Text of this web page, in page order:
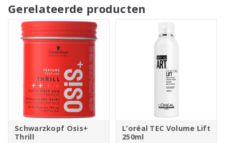
Gerelateerde producten
Schwarzkopf Osis+
Thrill
L’oréal TEC Volume Lift
250ml